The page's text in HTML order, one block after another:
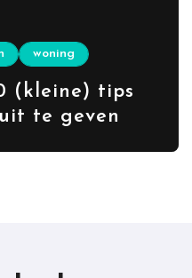
woning
(kleine) tips
te geven